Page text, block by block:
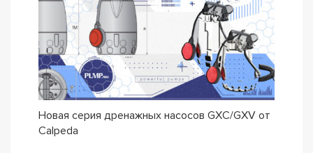
Новая серия дренажных насосов GXC/GXV от
Calpeda